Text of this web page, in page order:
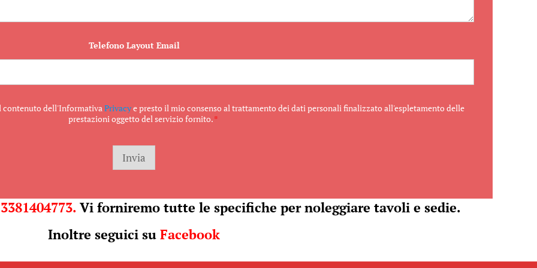
Telefono Layout Email
contenuto dell'InformativaPrivacye presto il mio consenso al trattamento dei dati personali finalizzato all'espletamento delle
prestazioni oggetto del servizio fornito.*
Invia
3381404773.Vi forniremo tutte le specifiche per noleggiare tavoli e sedie.
Inoltre seguici suFacebook